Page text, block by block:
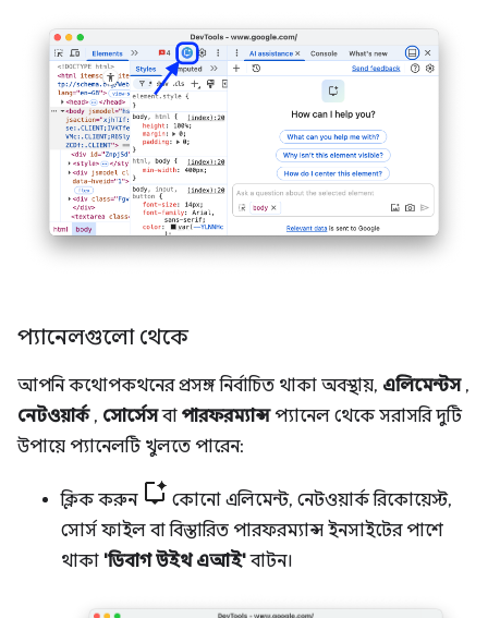
প্যানেলগুলো থেকে
আপনি কথোপকথনের প্রসঙ্গ নির্বাচিত থাকা অবস্থায়, এলিমেন্টস,
নেটওয়ার্ক, সোর্সেসবা পারফরম্যান্সপ্যানেল থেকে সরাসরি দুটি
উপায়ে প্যানেলটি খুলতে পারেন:
ক্লিক করুন
কোনো এলিমেন্ট, নেটওয়ার্ক রিকোয়েস্ট,
সোর্স ফাইল বা বিস্তারিত পারফরম্যান্স ইনসাইটের পাশে
থাকা 'ডিবাগ উইথ এআই'বাটন।